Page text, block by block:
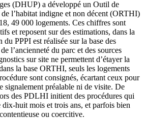
(DHUP) a développé un Outil de
de l’habitat indigne et non décent (ORTHI)
49 000 logements. Ces chiffres sont
et reposent sur des estimations, dans la
PPPI est réalisée sur la base des
l’ancienneté du parc et des sources
sur site ne permettent d’étayer la
la base ORTHI, seuls les logements
sont consignés, écartant ceux pour
signalement préalable ni de visite. De
des PDLHI initient des procédures qui
dix-huit mois et trois ans, et parfois bien
ou coercitive.